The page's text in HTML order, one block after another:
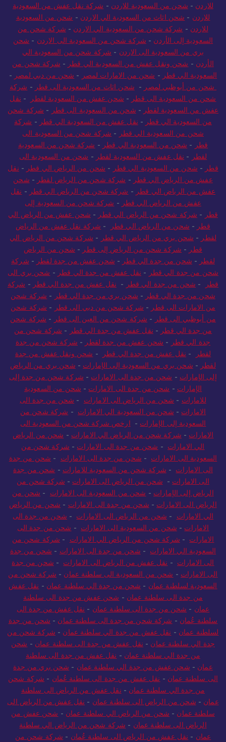
للاردن - شحن من السعودية للاردن - شركة نقل عفش من السعودية
للاردن - شحن اثاث من السعودية الي الاردن - شحن من السعودية
للاردن - شركة شحن من السعودية الي الاردن - شركة شحن من
السعودية إلى الأردن - شركة شحن من السعودية الى الاردن - شحن
بري من السعودية الى الاردن - شركة شحن من السعودية الي
الأردن - شحن ونقل عفش من السعودية الي قطر - شركة شحن من
السعودية الي قطر - شحن من الامارات لمصر - شحن من دبي لمصر -
شحن من أبوظبي لمصر - شحن اثاث من السعودية الى قطر - شركة
شحن من السعودية الى قطر - شحن عفش من السعودية لقطر - نقل
عفش من السعودية لقطر - شحن من السعودية الى قطر - شركة شحن
من السعودية الي قطر - نقل عفش من السعودية الي قطر - شركة
شحن من السعودية الي قطر - شركة شحن من السعودية الى
قطر - شحن من السعودية الي قطر - شركة شحن من السعودية
لقطر - نقل عفش من السعودية لقطر - شحن من السعودية الى
قطر - شحن من السعودية الي قطر - شحن من الرياض الي قطر - نقل
عفش من الرياض الي قطر - شركة شحن من الرياض لقطر - شحن
عفش من الرياض الي قطر - شركة شحن من الرياض الي قطر - نقل
عفش من الرياض الي قطر - شركة شحن من السعودية إلى
قطر - شركة شحن من الرياض الي قطر - شحن عفش من الرياض الي
قطر - شحن من الرياض الي قطر - شركة نقل عفش من الرياض
لقطر - شحن بري من الرياض الي قطر - شركة شحن من الرياض الي
قطر - شركة شحن من الرياض إلى قطر - شحن من الرياض
لقطر - شحن من جدة الي قطر - شحن عفش من جدة لقطر - شركة
شحن من جدة الي قطر - نقل عفش من جدة الي قطر - شحن بري الى
قطر
- شحن من جدة الي قطر - نقل عفش من جدة الي قطر - شركة
شحن من جدة الي قطر - شحن بري من جدة الي قطر - شركة شحن
من الامارات الى قطر - شركة شحن من دبي الى قطر - شركة شحن
من أبوظبي الى قطر - شركة شحن من العين الى قطر - شركة شحن
من جدة الي قطر - نقل عفش من جدة الي قطر - شركة شحن من
جدة الي قطر - شحن عفش من جدة لقطر - شركة شحن من جدة
لقطر
- نقل عفش من جدة الي قطر - شحن ونقل عفش من جدة
لقطر - شحن بري من السعودية إلى الإمارات - شحن بري من الرياض
إلى الإمارات - شحن من جدة الى الامارات - شركة شحن من جدة إلى
الإمارات - شحن من جدة الى الامارات - شحن من السعودية
للامارات - شحن من الرياض الى الامارات - شحن من جدة الى
الامارات - شحن من السعودية الي الامارات - شركة شحن من
السعودية إلى الإمارات - ارخص شركة شحن من السعودية الى
الامارات - شركة شحن من الرياض الي الامارات - شحن من الرياض
الي الامارات - شحن من جدة الى الامارات - شركة شحن من
السعودية الى الامارات - شحن من جدة الى الامارات - شحن من جدة
الى الامارات - شركة شحن من السعودية للامارات - شحن من جدة
الى الامارات - شحن من الرياض الى الامارات - شركة شحن من
الرياض إلى الإمارات - شحن من السعودية الى الامارات - شحن من
الرياض الى الامارات - شحن من جدة الى الامارات - شحن من الرياض
الي الامارات - شحن من الرياض الى الامارات - شحن من جدة الى
الامارات - شحن من السعودية الى الامارات - شحن من جدة الى
الامارات - شركة شحن من الرياض الي الامارات - شركة شحن من
السعودية الي الامارات - شحن من جدة الى الامارات - شحن من جدة
الى الامارات - نقل عفش من الرياض الى الامارات - شحن من جدة
الى الامارات - شحن من السعودية الى سلطنة عمان - شركة شحن من
السعودية لسلطنة عمان - شحن من جدة الي سلطنة عمان - نقل عفش
من جدة الى سلطنة عمان - شحن عفش من جدة الى سلطنة
عمان - شحن من جدة الى سلطنة عمان - نقل عفش من جدة الى
سلطنة عُمان - شركة شحن من جدة الى سلطنة عمان - شحن من جدة
لسلطنة عمان - نقل عفش من جدة الي سلطنة عمان - شركة شحن من
جدة الي سلطنة عمان - نقل عفش من جدة الى سلطنة عمان - شحن
من جدة الي سلطنة عمان - نقل عفش من جدة الى سلطنة
عمان - شحن عفش من جدة الي سلطنة عمان - شحن بري من جدة
الى سلطنة عمان - نقل عفش من جدة الى سلطنة عُمان - شركة شحن
من جدة الي سلطنة عمان - نقل عفش من الرياض الى سلطنة
عمان - شحن من الرياض الى سلطنة عمان - نقل عفش من الرياض الى
سلطنة عمان - شحن من الرياض الي سلطنة عمان - شحن عفش من
الرياض الى سلطنة عمان - شركة شحن من الرياض الي سلطنة
عمان - نقل عفش من الرياض الى سلطنة عُمان - شركة شحن من